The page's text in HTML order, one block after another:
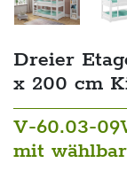
Dreier
x 200 cm
V-60.03-
mit